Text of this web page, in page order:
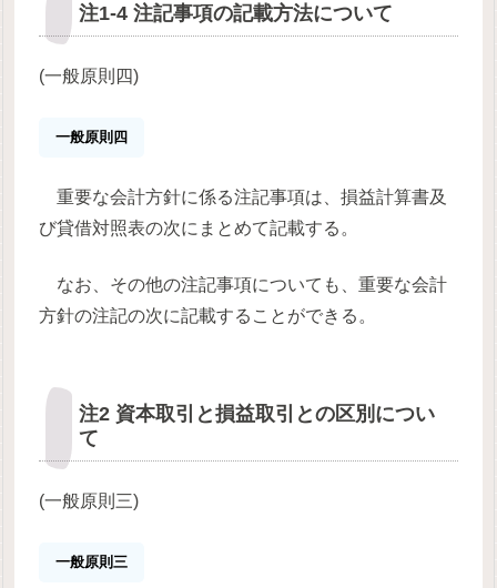
注1-4 注記事項の記載方法について
(一般原則四)
一般原則四
重要な会計方針に係る注記事項は、損益計算書及
び貸借対照表の次にまとめて記載する。
なお、その他の注記事項についても、重要な会計
方針の注記の次に記載することができる。
注2 資本取引と損益取引との区別につい
て
(一般原則三)
一般原則三